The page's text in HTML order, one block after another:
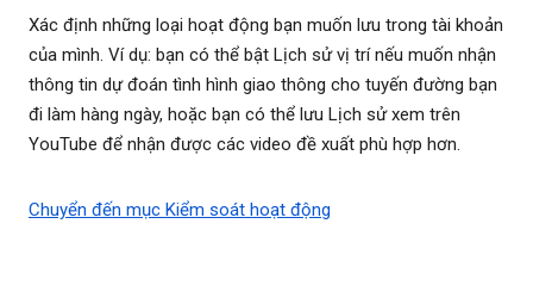
Xác định những loại hoạt động bạn muốn lưu trong tài khoản
của mình. Ví dụ: bạn có thể bật Lịch sử vị trí nếu muốn nhận
thông tin dự đoán tình hình giao thông cho tuyến đường bạn
đi làm hàng ngày, hoặc bạn có thể lưu Lịch sử xem trên
YouTube để nhận được các video đề xuất phù hợp hơn.
Chuyển đến mục Kiểm soát hoạt động